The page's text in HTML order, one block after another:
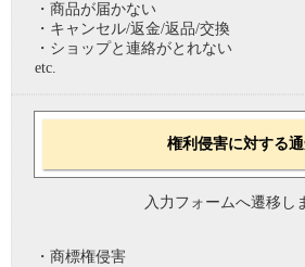
・商品が届かない
・キャンセル/返金/返品/交換
・ショップと連絡がとれない
etc.
権利侵害に対する
入力フォームへ遷移し
・商標権侵害